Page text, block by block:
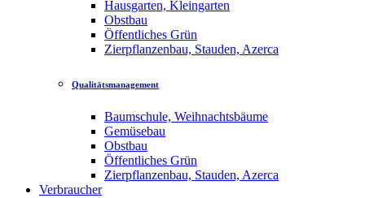
Hausgarten, Kleingarten
Obstbau
Öffentliches Grün
Zierpflanzenbau, Stauden, Azerca
Qualitätsmanagement
Baumschule, Weihnachtsbäume
Gemüsebau
Obstbau
Öffentliches Grün
Zierpflanzenbau, Stauden, Azerca
Verbraucher